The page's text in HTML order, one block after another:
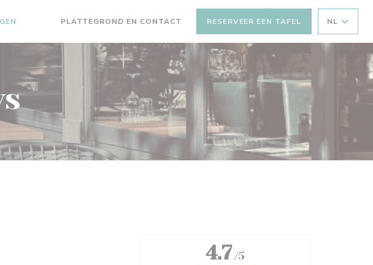
PLATTEGROND EN CONTACT RESERVEER EEN TAFEL NL
4.7 /5